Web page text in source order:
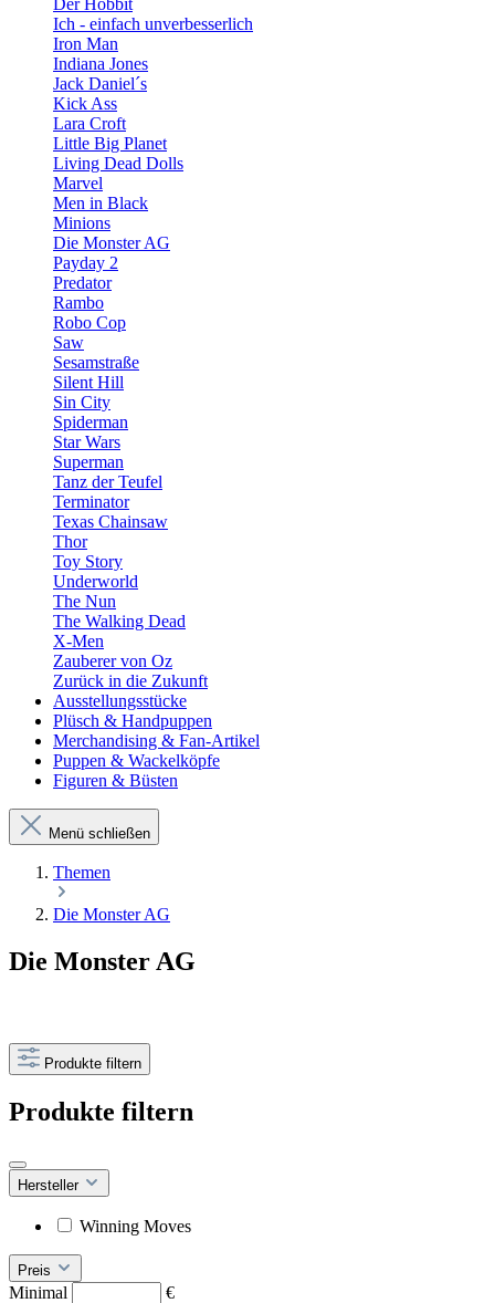
Der Hobbit
Ich - einfach unverbesserlich
Iron Man
Indiana Jones
Jack Daniel´s
Kick Ass
Lara Croft
Little Big Planet
Living Dead Dolls
Marvel
Men in Black
Minions
Die Monster AG
Payday 2
Predator
Rambo
Robo Cop
Saw
Sesamstraße
Silent Hill
Sin City
Spiderman
Star Wars
Superman
Tanz der Teufel
Terminator
Texas Chainsaw
Thor
Toy Story
Underworld
The Nun
The Walking Dead
X-Men
Zauberer von Oz
Zurück in die Zukunft
Ausstellungsstücke
Plüsch & Handpuppen
Merchandising & Fan-Artikel
Puppen & Wackelköpfe
Figuren & Büsten
Menü schließen
Themen
Die Monster AG
Die Monster AG
Produkte filtern
Produkte filtern
Hersteller
Winning Moves
Preis
Minimal
€